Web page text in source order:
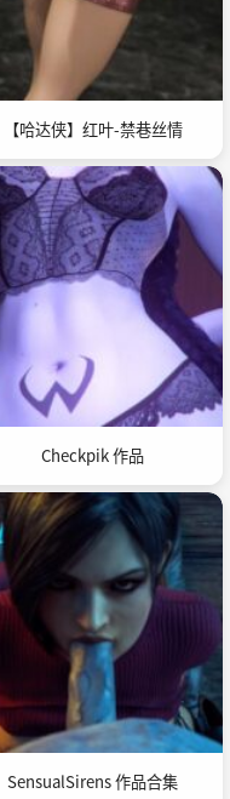
【哈达侠】红叶-禁巷丝情
Checkpik 作品
SensualSirens 作品合集